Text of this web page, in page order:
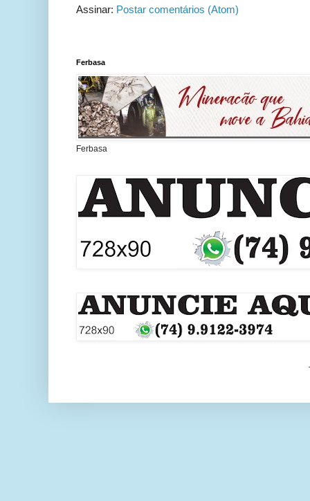
Assinar: Postar comentários (Atom)
Ferbasa
Ferbasa